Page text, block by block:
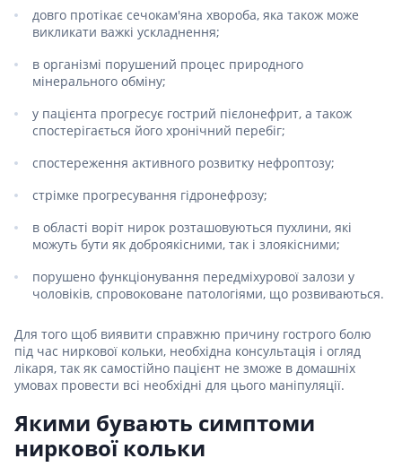
довго протікає сечокам'яна хвороба, яка також може
викликати важкі ускладнення;
в організмі порушений процес природного
мінерального обміну;
у пацієнта прогресує гострий пієлонефрит, а також
спостерігається його хронічний перебіг;
спостереження активного розвитку нефроптозу;
стрімке прогресування гідронефрозу;
в області воріт нирок розташовуються пухлини, які
можуть бути як доброякісними, так і злоякісними;
порушено функціонування передміхурової залози у
чоловіків, спровоковане патологіями, що розвиваються.
Для того щоб виявити справжню причину гострого болю
під час ниркової кольки, необхідна консультація і огляд
лікаря, так як самостійно пацієнт не зможе в домашніх
умовах провести всі необхідні для цього маніпуляції.
Якими бувають симптоми
ниркової кольки